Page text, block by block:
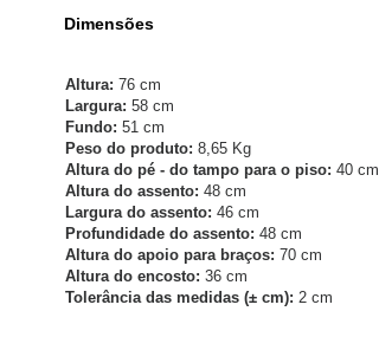
Dimensões
Altura: 76 cm
Largura: 58 cm
Fundo: 51 cm
Peso do produto: 8,65 Kg
Altura do pé - do tampo para o piso: 40 cm
Altura do assento: 48 cm
Largura do assento: 46 cm
Profundidade do assento: 48 cm
Altura do apoio para braços: 70 cm
Altura do encosto: 36 cm
Tolerância das medidas (± cm): 2 cm